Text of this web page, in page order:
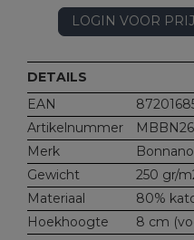
LOGIN VOOR
DETAILS
EAN
Artikelnummer
Merk
Gewicht
250 gr/
Materiaal
80%
Hoekhoogte
8 cm